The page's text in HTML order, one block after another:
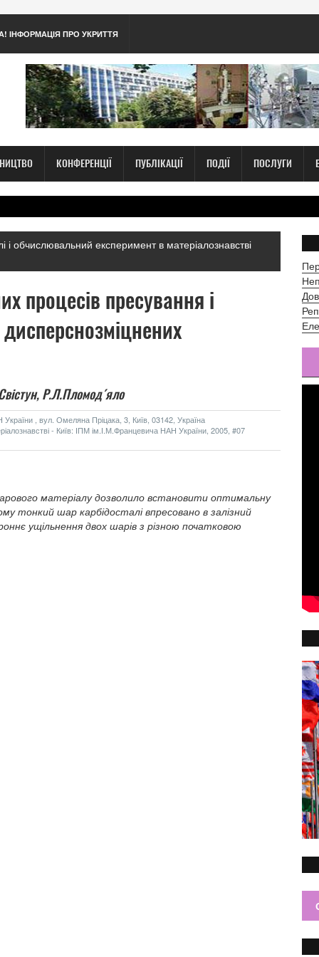
ІНФОРМАЦІЯ ПРО УКРИТТЯ
КОНФЕРЕНЦІЇ ПУБЛІКАЦІЇ ПОДІЇ ПОСЛУГИ
і обчислювальний експеримент в матеріалознавстві
процесів пресування і
Р.Л.Пломод´яло
, вул. Омеляна Пріцака, 3, Київ, 03142, Україна
- Київ: ІПМ ім.І.М.Францевича НАН України, 2005, #07
матеріалу дозволило встановити оптимальну
тонкий шар карбідосталі впресовано в залізний
ущільнення двох шарів з різною початковою